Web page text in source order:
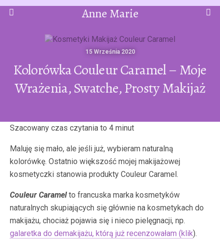
Anne Marie
15 Września 2020
Kolorówka Couleur Caramel – Moje
Wrażenia, Swatche, Prosty Makijaż
Maluję się mało, ale jeśli już, wybieram naturalną
kolorówkę. Ostatnio większość mojej makijażowej
kosmetyczki stanowia produkty Couleur Caramel.
Couleur Caramelto francuska marka kosmetyków
naturalnych skupiających się głównie na kosmetykach do
makijażu, chociaż pojawia się i nieco pielęgnacji, np.
galaretka do demakijażu, którą już recenzowałam (klik).